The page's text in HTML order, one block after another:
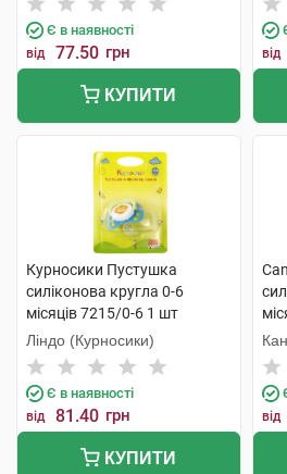
Є в наявності
від 77.50 грн
КУПИТИ
від
Курносики Пустушка
силіконова кругла 0-6
місяців 7215/0-6 1 шт
Ліндо (Курносики)
Є в наявності
від 81.40 грн
КУПИТИ
від